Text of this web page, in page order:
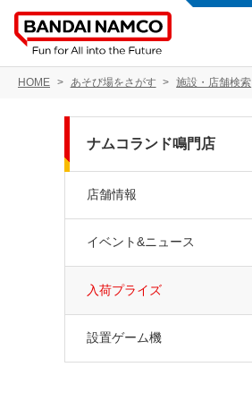
HOME あそび場をさがす 施設・店舗検索
ナムコランド鳴門店
店舗情報
イベント&ニュース
入荷プライズ
設置ゲーム機